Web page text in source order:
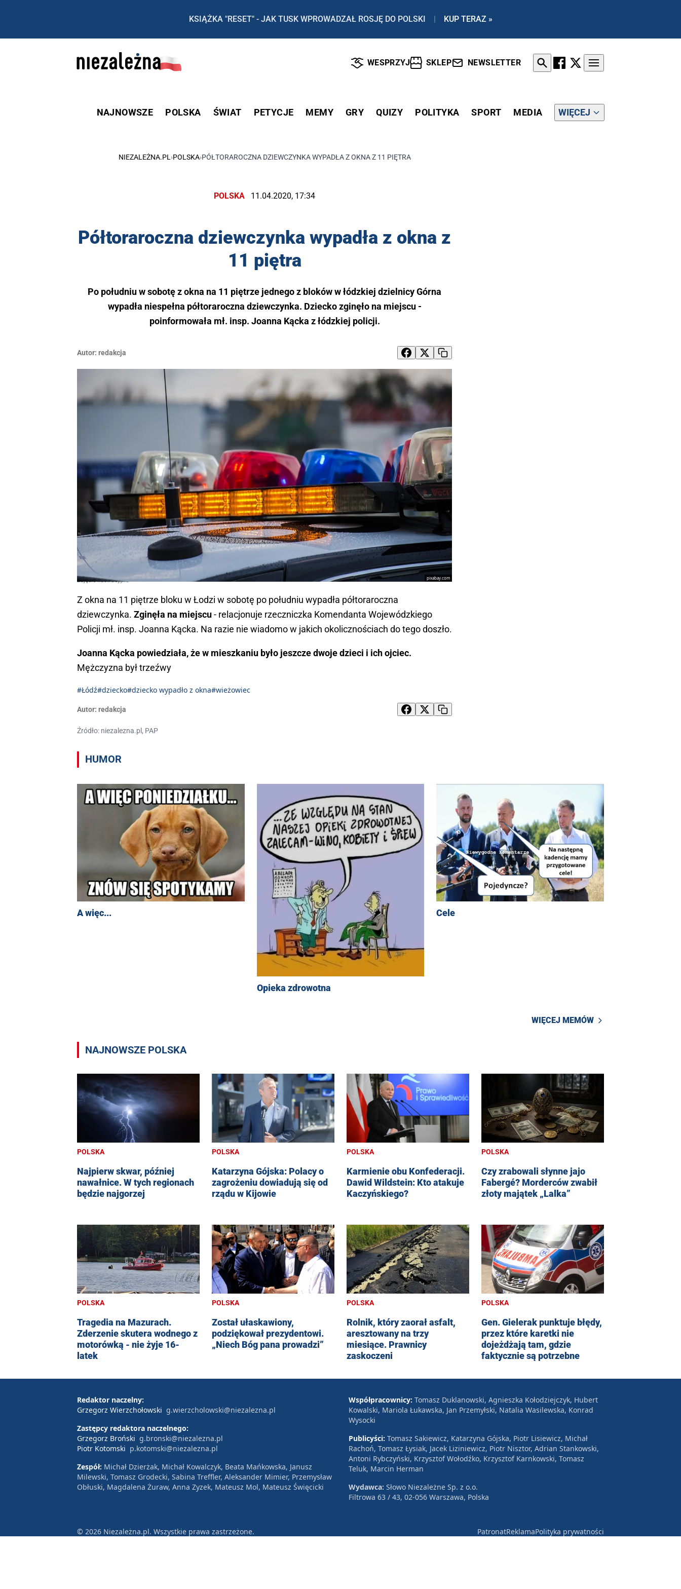
KSIĄŻKA "RESET" - JAK TUSK WPROWADZAŁ ROSJĘ DO POLSKI | KUP TERAZ »
WESPRZYJ SKLEP NEWSLETTER
NAJNOWSZE POLSKA ŚWIAT PETYCJE MEMY GRY QUIZY POLITYKA SPORT MEDIA WIĘCEJ
NIEZALEŻNA.PL ›POLSKA›PÓŁTORAROCZNA DZIEWCZYNKA WYPADŁA Z OKNA Z 11 PIĘTRA
POLSKA 11.04.2020, 17:34
Półtoraroczna dziewczynka wypadła z okna z
11 piętra
Po południu w sobotę z okna na 11 piętrze jednego z bloków w łódzkiej dzielnicy Górna
wypadła niespełna półtoraroczna dziewczynka. Dziecko zginęło na miejscu -
poinformowała mł. insp. Joanna Kącka z łódzkiej policji.
Autor: redakcja
pixabay.com
zdjęcie ilustracyjne
Z okna na 11 piętrze bloku w Łodzi w sobotę po południu wypadła półtoraroczna
dziewczynka. Zginęła na miejscu- relacjonuje rzeczniczka Komendanta Wojewódzkiego
Policji mł. insp. Joanna Kącka. Na razie nie wiadomo w jakich okolicznościach do tego doszło.
Joanna Kącka powiedziała, że w mieszkaniu było jeszcze dwoje dzieci i ich ojciec.
Mężczyzna był trzeźwy
#Łódź#dziecko#dziecko wypadło z okna#wieżowiec
Autor: redakcja
Źródło: niezalezna.pl, PAP
HUMOR
A więc...
Opieka zdrowotna
Cele
WIĘCEJ MEMÓW
NAJNOWSZE POLSKA
POLSKA
Najpierw skwar, później
nawałnice. W tych regionach
będzie najgorzej
POLSKA
Katarzyna Gójska: Polacy o
zagrożeniu dowiadują się od
rządu w Kijowie
POLSKA
Karmienie obu Konfederacji.
Dawid Wildstein: Kto atakuje
Kaczyńskiego?
POLSKA
Czy zrabowali słynne jajo
Fabergé? Morderców zwabił
złoty majątek „Lalka”
POLSKA
Tragedia na Mazurach.
Zderzenie skutera wodnego z
motorówką - nie żyje 16-
latek
POLSKA
Został ułaskawiony,
podziękował prezydentowi.
„Niech Bóg pana prowadzi”
POLSKA
Rolnik, który zaorał asfalt,
aresztowany na trzy
miesiące. Prawnicy
zaskoczeni
POLSKA
Gen. Gielerak punktuje błędy,
przez które karetki nie
dojeżdżają tam, gdzie
faktycznie są potrzebne
Redaktor naczelny:
Grzegorz Wierzchołowski g.wierzcholowski@niezalezna.pl
Zastępcy redaktora naczelnego:
Grzegorz Broński g.bronski@niezalezna.pl
Piotr Kotomski p.kotomski@niezalezna.pl
Zespół: Michał Dzierżak, Michał Kowalczyk, Beata Mańkowska, Janusz
Milewski, Tomasz Grodecki, Sabina Treffler, Aleksander Mimier, Przemysław
Obłuski, Magdalena Żuraw, Anna Zyzek, Mateusz Mol, Mateusz Święcicki
Współpracownicy: Tomasz Duklanowski, Agnieszka Kołodziejczyk, Hubert
Kowalski, Mariola Łukawska, Jan Przemyłski, Natalia Wasilewska, Konrad
Wysocki
Publicyści: Tomasz Sakiewicz, Katarzyna Gójska, Piotr Lisiewicz, Michał
Rachoń, Tomasz Łysiak, Jacek Liziniewicz, Piotr Nisztor, Adrian Stankowski,
Antoni Rybczyński, Krzysztof Wołodźko, Krzysztof Karnkowski, Tomasz
Teluk, Marcin Herman
Wydawca: Słowo Niezależne Sp. z o.o.
Filtrowa 63 / 43, 02-056 Warszawa, Polska
© 2026 Niezależna.pl. Wszystkie prawa zastrzeżone. PatronatReklamaPolityka prywatności